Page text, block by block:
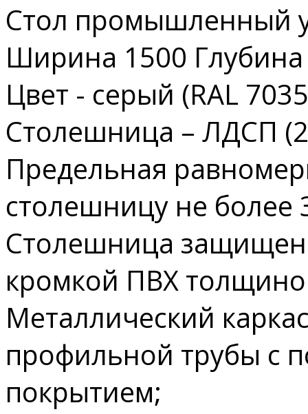
Стол промышленный
Ширина 1500
Цвет - серый (RAL
Столешница – ЛДСП
Предельная
столешницу не более
Столешница
кромкой ПВХ
Металлический
профильной трубы с
покрытием;